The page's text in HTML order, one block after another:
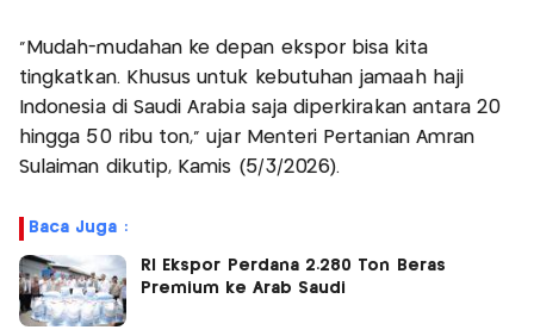
“Mudah-mudahan ke depan ekspor bisa kita
tingkatkan. Khusus untuk kebutuhan jamaah haji
Indonesia di Saudi Arabia saja diperkirakan antara 20
hingga 50 ribu ton,” ujar Menteri Pertanian Amran
Sulaiman dikutip, Kamis (5/3/2026).
Baca Juga :
RI Ekspor Perdana 2.280 Ton Beras
Premium ke Arab Saudi